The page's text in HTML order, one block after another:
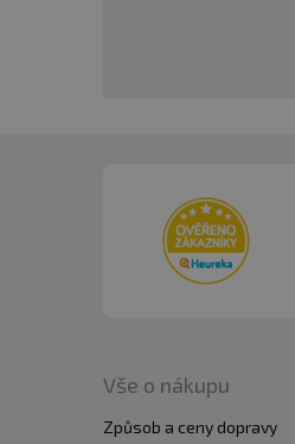
Vše o nákupu
Způsob a ceny dopravy